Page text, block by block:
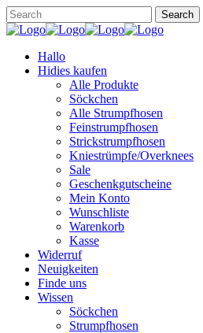
Hallo
Hidies kaufen
Alle Produkte
Söckchen
Alle Strumpfhosen
Feinstrumpfhosen
Strickstrumpfhosen
Kniestrümpfe/Overknees
Sale
Geschenkgutscheine
Mein Konto
Wunschliste
Warenkorb
Kasse
Widerruf
Neuigkeiten
Finde uns
Wissen
Söckchen
Strumpfhosen